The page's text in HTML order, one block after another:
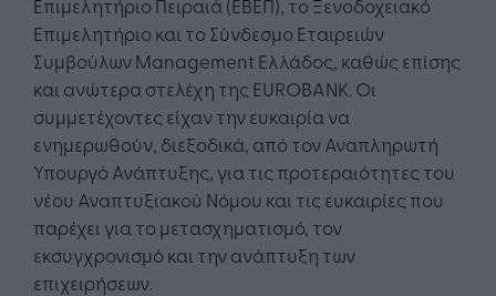
Επιμελητήριο και το Σύνδεσμο Εταιρειών
Συμβούλων Management Ελλάδος, καθώς επίσης
και ανώτερα στελέχη της EUROBANK. Οι
συμμετέχοντες είχαν την ευκαιρία να
ενημερωθούν, διεξοδικά, από τον Αναπληρωτή
Υπουργό Ανάπτυξης, για τις προτεραιότητες του
νέου Αναπτυξιακού Νόμου και τις ευκαιρίες που
παρέχει για το μετασχηματισμό, τον
εκσυγχρονισμό και την ανάπτυξη των
επιχειρήσεων.